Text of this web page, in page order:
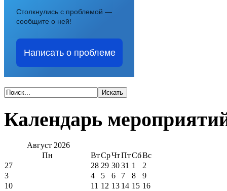
Столкнулись с проблемой —
сообщите о ней!
Написать о проблеме
Календарь
Август 2026
Пн
ВтСрЧтПтСбВс
27
28 29 3031 1
2
3
4 5 6 7 8
9
10
11 12 13 14 15 16